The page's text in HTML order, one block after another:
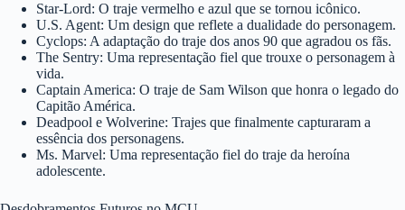
Star-Lord: O traje vermelho e azul que se tornou icônico.
U.S. Agent: Um design que reflete a dualidade do personagem.
Cyclops: A adaptação do traje dos anos 90 que agradou os fãs.
The Sentry: Uma representação fiel que trouxe o personagem à
vida.
Captain America: O traje de Sam Wilson que honra o legado do
Capitão América.
Deadpool e Wolverine: Trajes que finalmente capturaram a
essência dos personagens.
Ms. Marvel: Uma representação fiel do traje da heroína
adolescente.